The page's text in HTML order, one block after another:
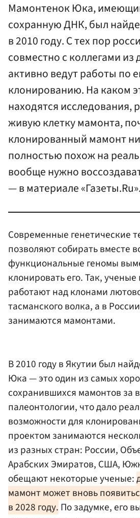
Мамонтенок Юка,
сохранную ДНК, был
в 2010 году. С тех пор
совместно с коллегами из
активно ведут работы по
клонированию. На каком
находятся исследования,
живую клетку мамонта,
клонированный мамонт
полностью похож на
вообще нужно
— в материале «Газеты.Ru».
Современные генетические
позволяют собирать вместе
функциональные геномы
клонировать его. Так,
работают над клонами
тасманского волка, а в
занимаются мамонтами.
В 2010 году в Якутии был
Юка — это один из самых
сохранившихся мамонтов за
палеонтологии, что дало
возможности для
проектом занимаются
из разных стран: России,
Арабских Эмиратов, США,
обещают некоторые ученые:
мамонт может вновь
в 2028 году. По задумке, его